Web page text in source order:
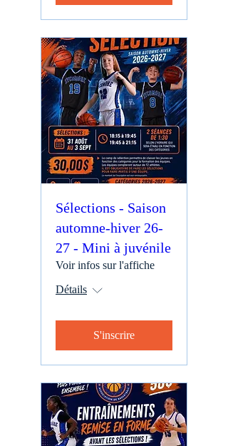
Sélections - Saison
automne-hiver 26-
27 - Mini à juvénile
Voir infos sur l'affiche
Détails
S'inscrire